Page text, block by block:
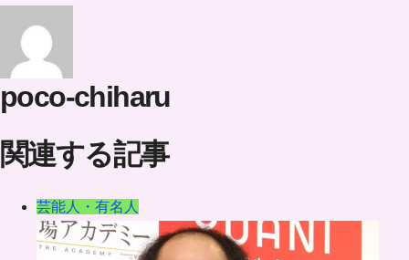
poco-chiharu
関連する記事
芸能人・有名人